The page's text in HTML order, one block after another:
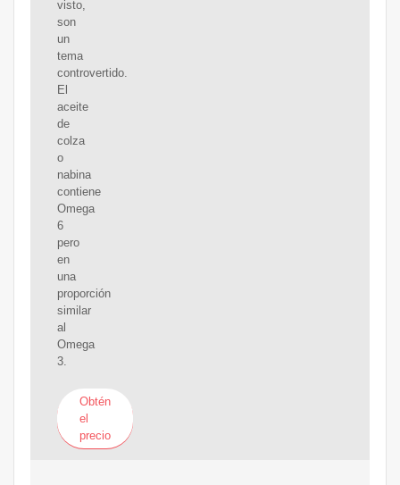
visto,
son
un
tema
controvertido.
El
aceite
de
colza
o
nabina
contiene
Omega
6
pero
en
una
proporción
similar
al
Omega
3.
Obtén
el
precio